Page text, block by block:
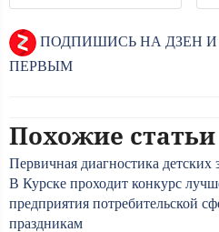
ПОДПИШИСЬ НА ДЗЕН
ПЕРВЫМ
Похожие статьи
Первичная диагностика детских
В Курске проходит конкурс
предприятия потребительской
праздникам